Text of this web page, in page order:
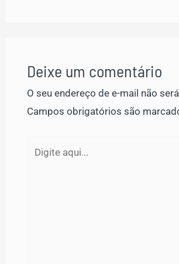
Deixe um comentário
O seu endereço de e-mail não
Campos obrigatórios são